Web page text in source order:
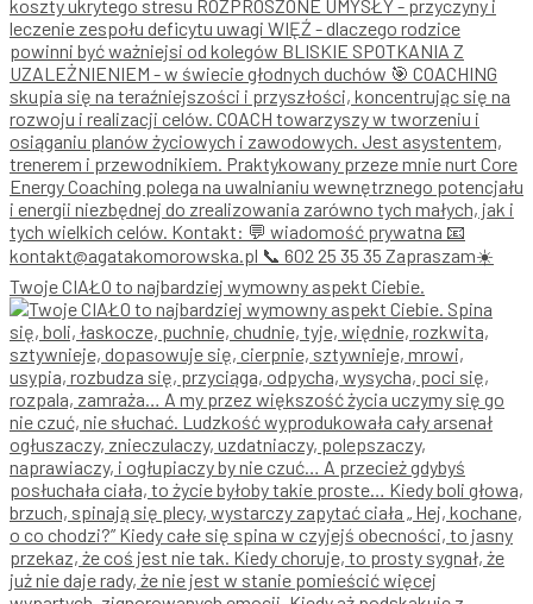
Twoje CIAŁO to najbardziej wymowny aspekt Ciebie.